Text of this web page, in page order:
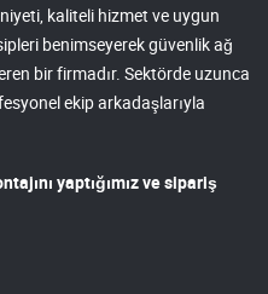
kaliteli hizmet ve uygun
benimseyerek güvenlik ağ
bir firmadır. Sektörde uzunca
ekip arkadaşlarıyla
yaptığımız ve sipariş